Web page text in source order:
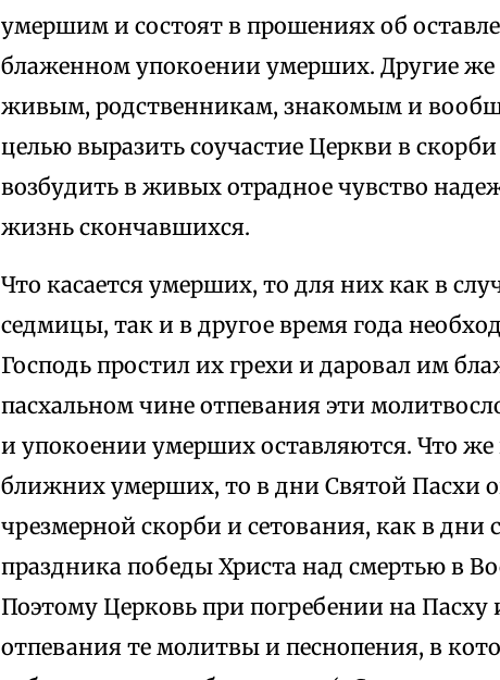
умершим и состоят в прошениях об
блаженном упокоении умерших. Другие
живым, родственникам, знакомым и
целью выразить соучастие Церкви в
возбудить в живых отрадное чувство
жизнь скончавшихся.
Что касается умерших, то для них как в
седмицы, так и в другое время года
Господь простил их грехи и даровал им
пасхальном чине отпевания эти
и упокоении умерших оставляются. Что же
ближних умерших, то в дни Святой Пасхи
чрезмерной скорби и сетования, как в дни
праздника победы Христа над смертью в
Поэтому Церковь при погребении на
отпевания те молитвы и песнопения, в